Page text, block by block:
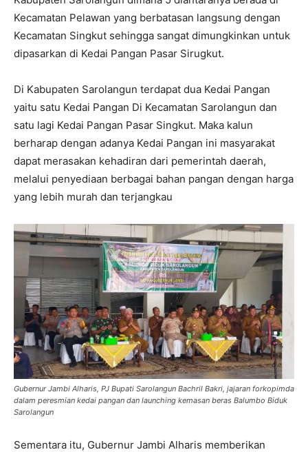
Kecamatan Pelawan yang berbatasan langsung dengan
Kecamatan Singkut sehingga sangat dimungkinkan untuk
dipasarkan di Kedai Pangan Pasar Sirugkut.
Di Kabupaten Sarolangun terdapat dua Kedai Pangan
yaitu satu Kedai Pangan Di Kecamatan Sarolangun dan
satu lagi Kedai Pangan Pasar Singkut. Maka kalun
berharap dengan adanya Kedai Pangan ini masyarakat
dapat merasakan kehadiran dari pemerintah daerah,
melalui penyediaan berbagai bahan pangan dengan harga
yang lebih murah dan terjangkau
Gubernur Jambi Alharis, PJ Bupati Sarolangun Bachril Bakri, jajaran forkopimda
dalam peresmian kedai pangan dan launching kemasan beras Balumbo Biduk
Sarolangun
Sementara itu, Gubernur Jambi Alharis memberikan